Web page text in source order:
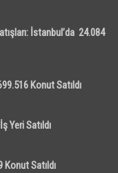
İstanbul’da 24.084
Konut Satıldı
Yeri Satıldı
Konut Satıldı